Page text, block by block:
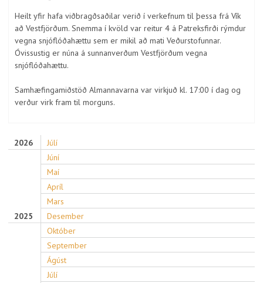
Heilt yfir hafa viðbragðsaðilar verið í verkefnum til þessa frá Vík
að Vestfjörðum. Snemma í kvöld var reitur 4 á Patreksfirði rýmdur
vegna snjóflóðahættu sem er mikil að mati Veðurstofunnar.
Óvissustig er núna á sunnanverðum Vestfjörðum vegna
snjóflóðahættu.
Samhæfingamiðstöð Almannavarna var virkjuð kl. 17:00 í dag og
verður virk fram til morguns.
2026
Júlí
Júní
Maí
Apríl
Mars
2025
Desember
Október
September
Ágúst
Júlí